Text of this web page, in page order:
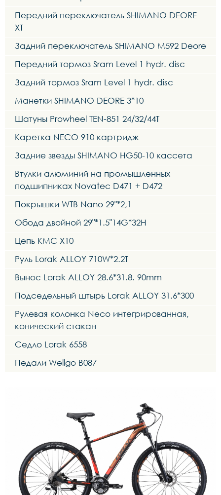
Передний переключатель SHIMANO DEORE
XT
Задний переключатель SHIMANO M592 Deore
Передний тормоз Sram Level 1 hydr. disc
Задний тормоз Sram Level 1 hydr. disc
Манетки SHIMANO DEORE 3*10
Шатуны Prowheel TEN-851 24/32/44T
Каретка NECO 910 картридж
Задние звезды SHIMANO HG50-10 кассета
Втулки алюминий на промышленных
подшипниках Novatec D471 + D472
Покрышки WTB Nano 29"*2,1
Обода двойной 29"*1.5"14G*32H
Цепь KMC X10
Руль Lorak ALLOY 710W*2.2T
Вынос Lorak ALLOY 28.6*31.8. 90mm
Подседельный штырь Lorak ALLOY 31.6*300
Рулевая колонка Neco интегрированная,
конический стакан
Седло Lorak 6558
Педали Wellgo B087